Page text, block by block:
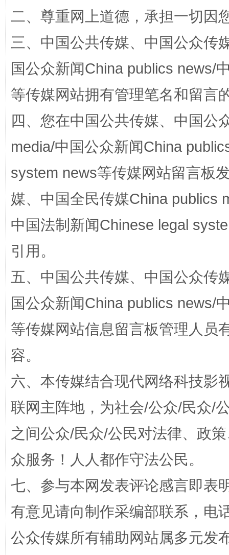
解纷+调解+退费，一次搞定
站台名比不上好声名
漫山遍野的桃花与雪山、麦地、白藏房 除
招工难、用工荒背后
二、尊重网上道德，承担一切因
三、中国公共传媒、中国公众传
国公众新闻China publics news/
等传媒网站拥有管理笔名和留言
四、您在中国公共传媒、中国公
media/中国公众新闻China
system news等传媒网站留言板
媒、中国全民传媒China publics
中国法制新闻Chinese legal
引用。
五、中国公共传媒、中国公众传
国公众新闻China publics news/
等传媒网站信息留言板管理人员
容。
六、本传媒结合现代网络科技影
联网主阵地，为社会/公众/民众/
之间公众/民众/公民对法律、政
众服务！人人都作守法公民。
七、参与本网发表评论感言即表
有意见请向制作采编部联系，电
公众传媒所有辅助网站属多元发